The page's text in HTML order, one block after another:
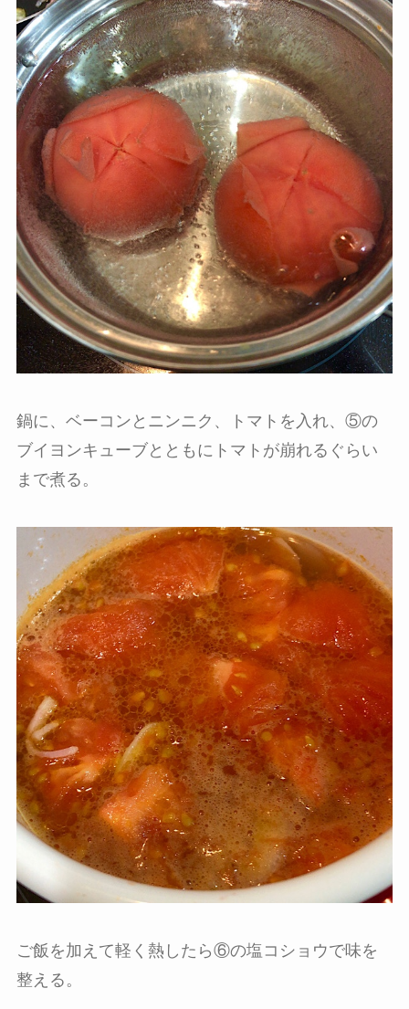
鍋に、ベーコンとニンニク、トマトを入れ、⑤の
ブイヨンキューブとともにトマトが崩れるぐらい
まで煮る。
ご飯を加えて軽く熱したら⑥の塩コショウで味を
整える。